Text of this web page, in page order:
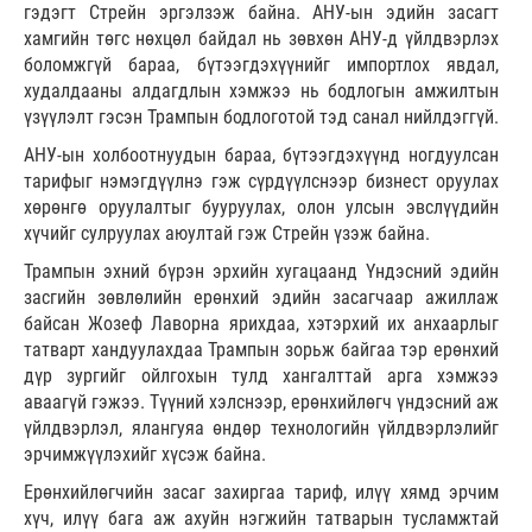
гэдэгт Стрейн эргэлзэж байна. АНУ-ын эдийн засагт
хамгийн төгс нөхцөл байдал нь зөвхөн АНУ-д үйлдвэрлэх
боломжгүй бараа, бүтээгдэхүүнийг импортлох явдал,
худалдааны алдагдлын хэмжээ нь бодлогын амжилтын
үзүүлэлт гэсэн Трампын бодлоготой тэд санал нийлдэггүй.
АНУ-ын холбоотнуудын бараа, бүтээгдэхүүнд ногдуулсан
тарифыг нэмэгдүүлнэ гэж сүрдүүлснээр бизнест оруулах
хөрөнгө оруулалтыг бууруулах, олон улсын эвслүүдийн
хүчийг сулруулах аюултай гэж Стрейн үзэж байна.
Трампын эхний бүрэн эрхийн хугацаанд Үндэсний эдийн
засгийн зөвлөлийн ерөнхий эдийн засагчаар ажиллаж
байсан Жозеф Лаворна ярихдаа, хэтэрхий их анхаарлыг
татварт хандуулахдаа Трампын зорьж байгаа тэр ерөнхий
дүр зургийг ойлгохын тулд хангалттай арга хэмжээ
аваагүй гэжээ. Түүний хэлснээр, ерөнхийлөгч үндэсний аж
үйлдвэрлэл, ялангуяа өндөр технологийн үйлдвэрлэлийг
эрчимжүүлэхийг хүсэж байна.
Ерөнхийлөгчийн засаг захиргаа тариф, илүү хямд эрчим
хүч, илүү бага аж ахуйн нэгжийн татварын тусламжтай